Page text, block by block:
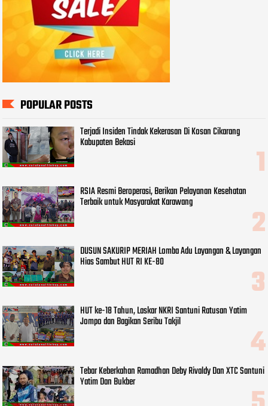
POPULAR POSTS
Terjadi Insiden Tindak Kekerasan Di Kosan Cikarang
Kabupaten Bekasi
RSIA Resmi Beroperasi, Berikan Pelayanan Kesehatan
Terbaik untuk Masyarakat Karawang
DUSUN SAKURIP MERIAH Lomba Adu Layangan & Layangan
Hias Sambut HUT RI KE-80
HUT ke-18 Tahun, Laskar NKRI Santuni Ratusan Yatim
Jompo dan Bagikan Seribu Takjil
Tebar Keberkahan Ramadhan Deby Rivaldy Dan XTC Santuni
Yatim Dan Bukber